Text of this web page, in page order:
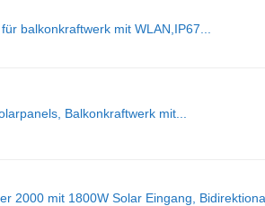
balkonkraftwerk mit WLAN,IP67...
Balkonkraftwerk mit...
2000 mit 1800W Solar Eingang,